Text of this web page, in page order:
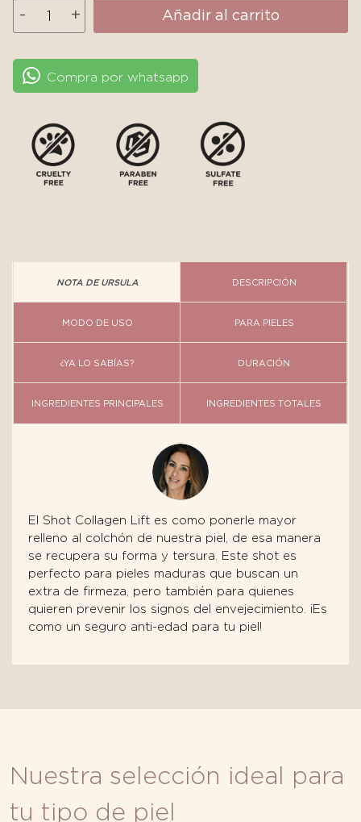
Lift
cantidad
+
- Añadir al carrito
Compra por whatsapp
NOTA DE URSULA DESCRIPCIÓN
MODO DE USO PARA PIELES
¿YA LO SABÍAS? DURACIÓN
INGREDIENTES PRINCIPALES INGREDIENTES TOTALES
El Shot Collagen Lift es como ponerle mayor
relleno al colchón de nuestra piel, de esa manera
se recupera su forma y tersura. Este shot es
perfecto para pieles maduras que buscan un
extra de firmeza, pero también para quienes
quieren prevenir los signos del envejecimiento. ¡Es
como un seguro anti-edad para tu piel!
Nuestra selección ideal para
tu tipo de piel